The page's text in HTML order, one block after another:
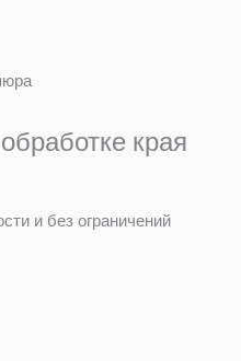
края
и без ограничений